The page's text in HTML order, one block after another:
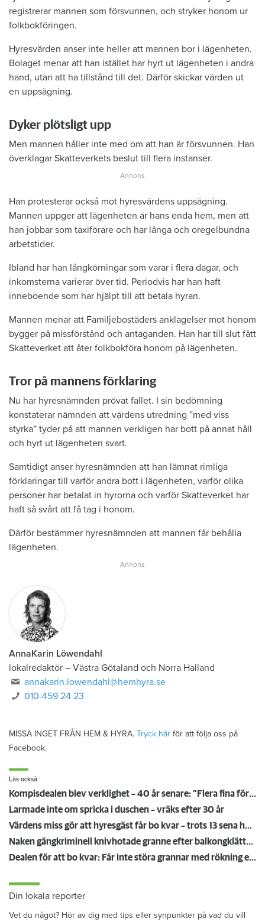
registrerar mannen som försvunnen, och stryker honom ur
folkbokföringen.
Hyresvärden anser inte heller att mannen bor i lägenheten.
Bolaget menar att han istället har hyrt ut lägenheten i andra
hand, utan att ha tillstånd till det. Därför skickar värden ut
en uppsägning.
Dyker plötsligt upp
Men mannen håller inte med om att han är försvunnen. Han
överklagar Skatteverkets beslut till flera instanser.
Han protesterar också mot hyresvärdens uppsägning.
Mannen uppger att lägenheten är hans enda hem, men att
han jobbar som taxiförare och har långa och oregelbundna
arbetstider.
Ibland har han långkörningar som varar i flera dagar, och
inkomsterna varierar över tid. Periodvis har han haft
inneboende som har hjälpt till att betala hyran.
Mannen menar att Familjebostäders anklagelser mot honom
bygger på missförstånd och antaganden. Han har till slut fått
Skatteverket att åter folkbokföra honom på lägenheten.
Tror på mannens förklaring
Nu har hyresnämnden prövat fallet. I sin bedömning
konstaterar nämnden att värdens utredning ”med viss
styrka” tyder på att mannen verkligen har bott på annat håll
och hyrt ut lägenheten svart.
Samtidigt anser hyresnämnden att han lämnat rimliga
förklaringar till varför andra bott i lägenheten, varför olika
personer har betalat in hyrorna och varför Skatteverket har
haft så svårt att få tag i honom.
Därför bestämmer hyresnämnden att mannen får behålla
lägenheten.
AnnaKarin Löwendahl
lokalredaktör – Västra Götaland och Norra Halland
annakarin.lowendahl@hemhyra.se
010-459 24 23
MISSA INGET FRÅN HEM & HYRA. Tryck här för att följa oss på
Facebook.
Läs också
Kompisdealen blev verklighet – 40 år senare: "Flera fina fördelar med att dela bostad"
Larmade inte om spricka i duschen – vräks efter 30 år
Värdens miss gör att hyresgäst får bo kvar – trots 13 sena hyror
Naken gängkriminell knivhotade granne efter balkongklättring
Dealen för att bo kvar: Får inte störa grannar med rökning eller utsätta dem för brandfara
Din lokala reporter
Vet du något? Hör av dig med tips eller synpunkter på vad du vill